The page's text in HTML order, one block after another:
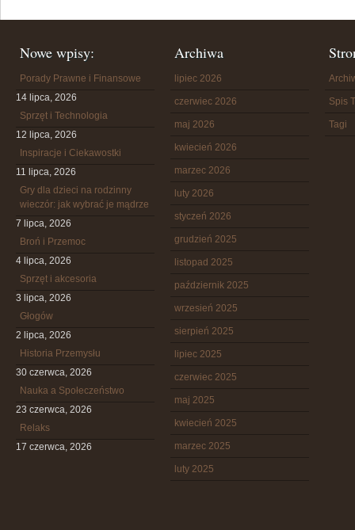
Nowe wpisy:
Porady Prawne i Finansowe
14 lipca, 2026
Sprzęt i Technologia
12 lipca, 2026
Inspiracje i Ciekawostki
11 lipca, 2026
Gry dla dzieci na rodzinny
wieczór: jak wybrać je mądrze
7 lipca, 2026
Broń i Przemoc
4 lipca, 2026
Sprzęt i akcesoria
3 lipca, 2026
Głogów
2 lipca, 2026
Historia Przemysłu
30 czerwca, 2026
Nauka a Społeczeństwo
23 czerwca, 2026
Relaks
17 czerwca, 2026
Archiwa
lipiec 2026
czerwiec 2026
maj 2026
kwiecień 2026
marzec 2026
luty 2026
styczeń 2026
grudzień 2025
listopad 2025
październik 2025
wrzesień 2025
sierpień 2025
lipiec 2025
czerwiec 2025
maj 2025
kwiecień 2025
marzec 2025
luty 2025
Spis
Tagi